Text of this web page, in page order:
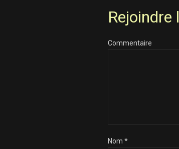
Rejoindre
Commentaire
Nom *